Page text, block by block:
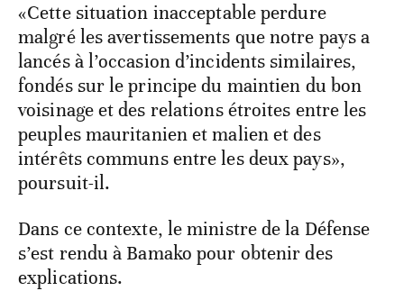
«Cette situation inacceptable perdure
malgré les avertissements que notre pays a
lancés à l’occasion d’incidents similaires,
fondés sur le principe du maintien du bon
voisinage et des relations étroites entre les
peuples mauritanien et malien et des
intérêts communs entre les deux pays»,
poursuit-il.
Dans ce contexte, le ministre de la Défense
s’est rendu à Bamako pour obtenir des
explications.